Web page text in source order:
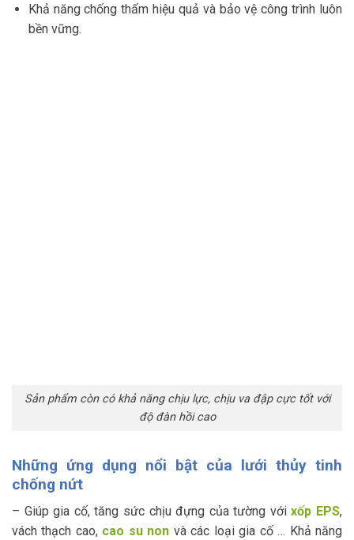
Khả năng chống thấm hiệu quả và bảo vệ công trình luôn
bền vững.
Sản phẩm còn có khả năng chịu lực, chịu va đập cực tốt với
độ đàn hồi cao
Những ứng dụng nổi bật của lưới thủy tinh
chống nứt
– Giúp gia cố, tăng sức chịu đựng của tường vớixốp EPS,
vách thạch cao, cao su non và các loại gia cố … Khả năng